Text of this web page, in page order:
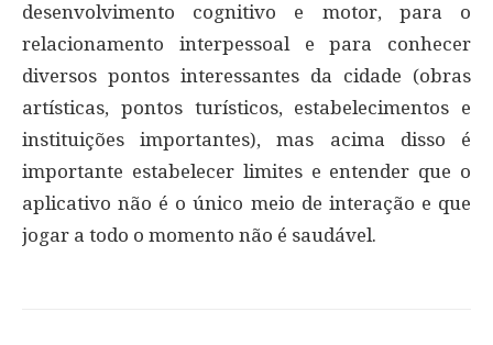
desenvolvimento cognitivo e motor, para o
relacionamento interpessoal e para conhecer
diversos pontos interessantes da cidade (obras
artísticas, pontos turísticos, estabelecimentos e
instituições importantes), mas acima disso é
importante estabelecer limites e entender que o
aplicativo não é o único meio de interação e que
jogar a todo o momento não é saudável.